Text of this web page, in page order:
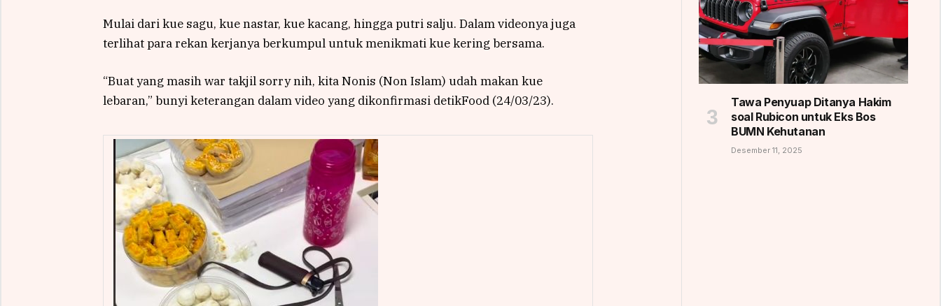
Mulai dari kue sagu, kue nastar, kue kacang, hingga putri salju. Dalam videonya juga
terlihat para rekan kerjanya berkumpul untuk menikmati kue kering bersama.
“Buat yang masih war takjil sorry nih, kita Nonis (Non Islam) udah makan kue
lebaran,” bunyi keterangan dalam video yang dikonfirmasi detikFood (24/03/23).
Tawa Penyuap Ditanya Hakim
soal Rubicon untuk Eks Bos
BUMN Kehutanan
Desember 11, 2025